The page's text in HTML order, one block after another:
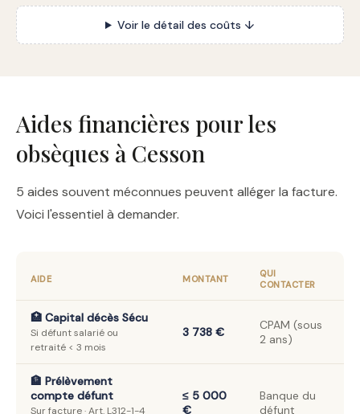
Voir le détail des coûts ↓
Aides financières pour les
obsèques à Cesson
5 aides souvent méconnues peuvent alléger la facture.
Voici l'essentiel à demander.
AIDE MONTANT
QUI
CONTACTER
🏥 Capital décès Sécu
Si défunt salarié ou
retraité < 3 mois
3 738 €
CPAM (sous
2 ans)
🏦 Prélèvement
compte défunt
Sur facture · Art. L312-1-4
≤ 5 000
€
Banque du
défunt